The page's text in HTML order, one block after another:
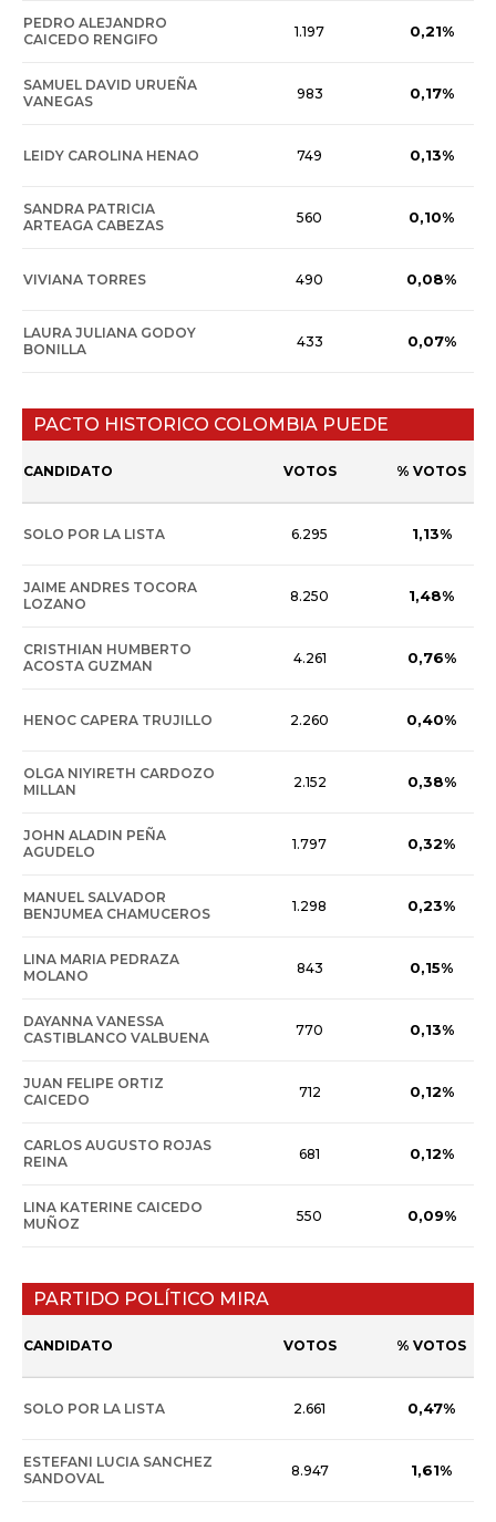
PEDRO ALEJANDRO
CAICEDO RENGIFO
1.197 0,21%
SAMUEL DAVID URUEÑA
VANEGAS
983 0,17%
LEIDY CAROLINA HENAO 749 0,13%
SANDRA PATRICIA
ARTEAGA CABEZAS
560 0,10%
VIVIANA TORRES 490 0,08%
LAURA JULIANA GODOY
BONILLA
433 0,07%
PACTO HISTORICO COLOMBIA PUEDE
CANDIDATO VOTOS % VOTOS
SOLO POR LA LISTA 6.295 1,13%
JAIME ANDRES TOCORA
LOZANO
8.250 1,48%
CRISTHIAN HUMBERTO
ACOSTA GUZMAN
4.261 0,76%
HENOC CAPERA TRUJILLO 2.260 0,40%
OLGA NIYIRETH CARDOZO
MILLAN
2.152 0,38%
JOHN ALADIN PEÑA
AGUDELO
1.797 0,32%
MANUEL SALVADOR
BENJUMEA CHAMUCEROS
1.298 0,23%
LINA MARIA PEDRAZA
MOLANO
843 0,15%
DAYANNA VANESSA
CASTIBLANCO VALBUENA
770 0,13%
JUAN FELIPE ORTIZ
CAICEDO
712 0,12%
CARLOS AUGUSTO ROJAS
REINA
681 0,12%
LINA KATERINE CAICEDO
MUÑOZ
550 0,09%
PARTIDO POLÍTICO MIRA
CANDIDATO VOTOS % VOTOS
SOLO POR LA LISTA 2.661 0,47%
ESTEFANI LUCIA SANCHEZ
SANDOVAL
8.947 1,61%